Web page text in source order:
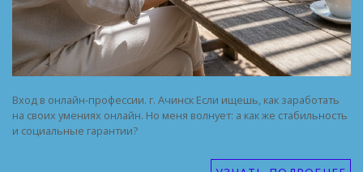
Вход в онлайн-профессии. г. Ачинск Если ищешь, как заработать
на своих умениях онлайн. Но меня волнует: а как же стабильность
и социальные гарантии?